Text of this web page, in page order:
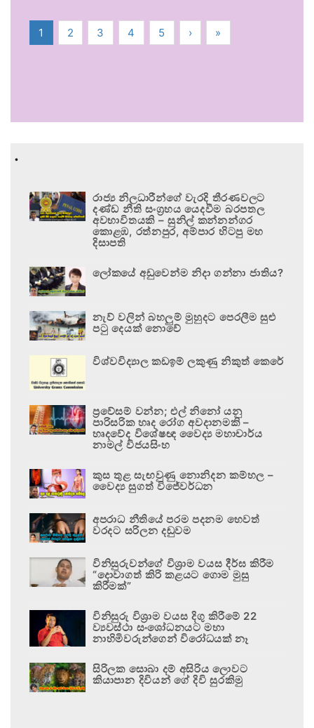
1 2 3 4 5 › »
.
රාජ්‍ය නිලධාරීන්ගේ වැරදි තීරණවලට
දණ්ඩ නීති සංග්‍රහය යෙදවීම බරපතල
අවභාවිතයකි – සුනිල් කන්නන්ගර
කොළඹ, රත්නපුර, අම්පාර හිටපු මහ
දිසාපති
ලෝකයේ අඩුවෙන්ම නිදා ගන්නා ජාතිය?
නැව් වලින් බහලුම් මුහුදට පෙරලීම සුළු
පටු දෙයක් නොවේ
විශ්වවිද්‍යාල කඩඉම් ලකුණු නිකුත් කෙරේ
ප්‍රවේසම් වන්න; එල් නිනෝ යනු
පාරිසරික හෘද රෝග අවදානමකි –
හෘදවේද විශේෂඥ වෛද්‍ය මහාචාර්ය
නාමල් විජයසිංහ
කුස තුළ සැඟවුණු නොනිදන කම්හල –
වෛද්‍ය සුගත් විජේවර්ධන
අපරාධ නීතියේ පරම පදනම හෙවත්
වරදට සරිලන දඬුවම
විනිසුරුවන්ගේ විශ්‍රාම වයස දීර්ඝ කිරීම
“දොවාගත් කිරි කළයට ගොම මුසු
කිරීමක්”
විනිසුරු විශ්‍රාම වයස දිගු කිරීමේ 22
ව්‍යවස්ථා සංශෝධනයට මහා
නාහිමිවරුන්ගෙන් විරෝධයක් නෑ
සිරිලක සොබා දම් අසිරිය ලොවට
කියාපාන දිවියන් ගේ දිවි සුරකිමු